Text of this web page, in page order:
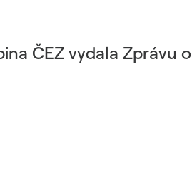
ČEZ vydala